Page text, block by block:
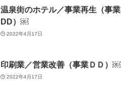
温泉街のホテル／事業再生（事業
DD）￼
2022年4月17日
印刷業／営業改善（事業ＤＤ）￼
2022年4月17日